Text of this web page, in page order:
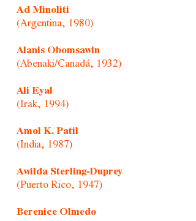
Ad Minoliti
(Argentina, 1980)
Alanis Obomsawin
(Abenaki/Canadá, 1932)
Ali Eyal
(Irak, 1994)
Amol K. Patil
(India, 1987)
Awilda Sterling-Duprey
(Puerto Rico, 1947)
Berenice Olmedo